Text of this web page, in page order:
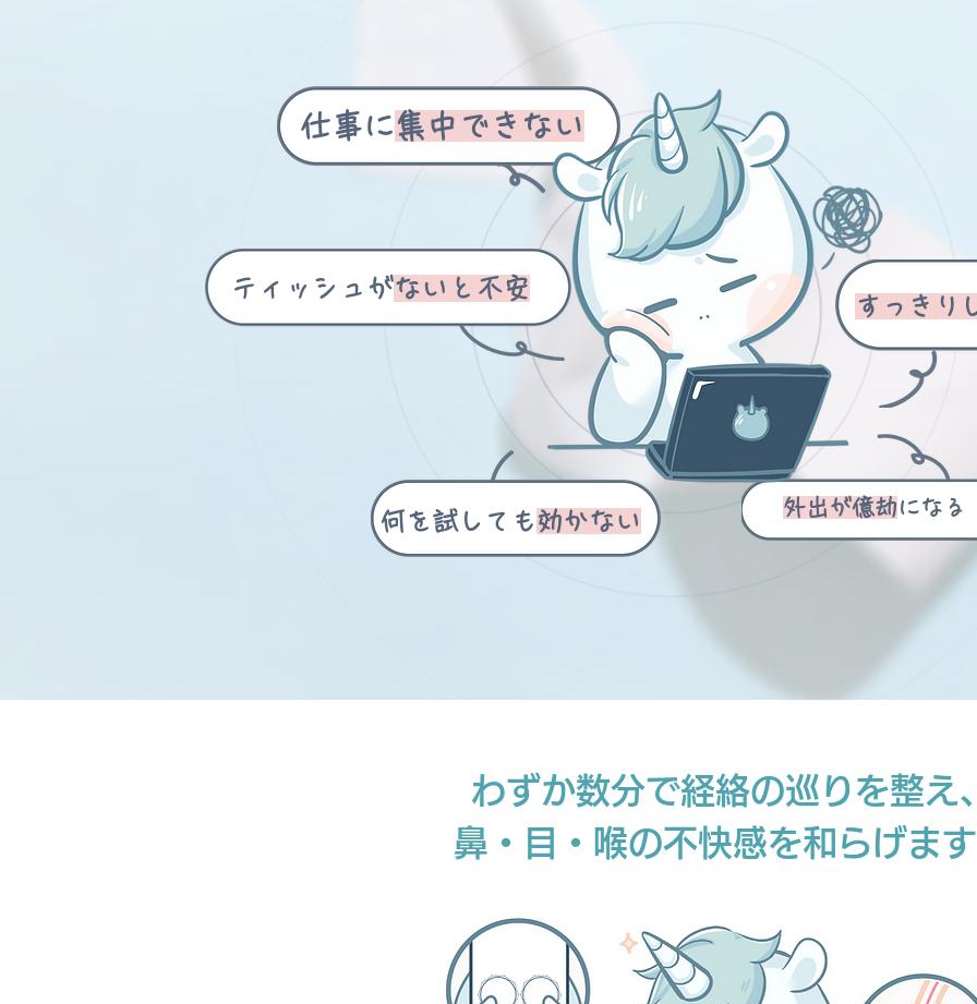
仕事に集中できない
何を試しても 効かない
すっきり
外出が億劫になる
ティッシュがないと不安
わずか数分で経絡の巡りを整え
鼻・目・喉の不快感を和らげま